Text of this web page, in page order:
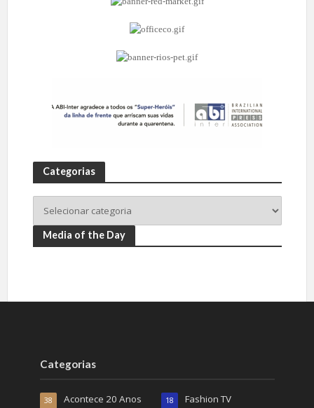
Categorias
Media of the Day
Categorias
Acontece 20 Anos
38 Fashion TV
18